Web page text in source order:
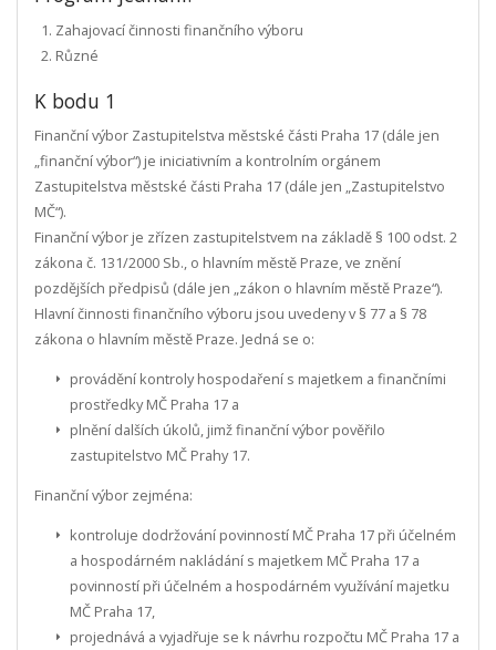
Zahajovací činnosti finančního výboru
Různé
K bodu 1
Finanční výbor Zastupitelstva městské části Praha 17 (dále jen
„finanční výbor“) je iniciativním a kontrolním orgánem
Zastupitelstva městské části Praha 17 (dále jen „Zastupitelstvo
MČ“).
Finanční výbor je zřízen zastupitelstvem na základě § 100 odst. 2
zákona č. 131/2000 Sb., o hlavním městě Praze, ve znění
pozdějších předpisů (dále jen „zákon o hlavním městě Praze“).
Hlavní činnosti finančního výboru jsou uvedeny v § 77 a § 78
zákona o hlavním městě Praze. Jedná se o:
provádění kontroly hospodaření s majetkem a finančními
prostředky MČ Praha 17 a
plnění dalších úkolů, jimž finanční výbor pověřilo
zastupitelstvo MČ Prahy 17.
Finanční výbor zejména:
kontroluje dodržování povinností MČ Praha 17 při účelném
a hospodárném nakládání s majetkem MČ Praha 17 a
povinností při účelném a hospodárném využívání majetku
MČ Praha 17,
projednává a vyjadřuje se k návrhu rozpočtu MČ Praha 17 a